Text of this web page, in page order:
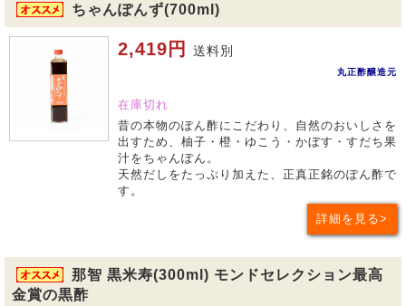
ちゃんぽんず(700ml)
2,419円 送料別
丸正酢醸造元
在庫切れ
昔の本物のぽん酢にこだわり、自然のおいしさを
出すため、柚子・橙・ゆこう・かぼす・すだち果
汁をちゃんぽん。
天然だしをたっぷり加えた、正真正銘のぽん酢で
す。
詳細を見る
那智 黒米寿(300ml) モンドセレクション最高
金賞の黒酢